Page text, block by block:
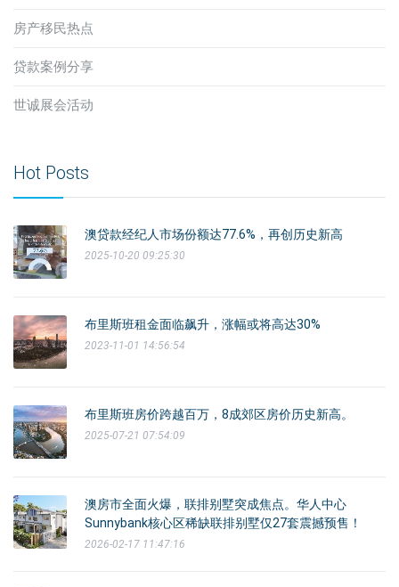
房产移民热点
贷款案例分享
世诚展会活动
Hot Posts
澳贷款经纪人市场份额达77.6%，再创历史新高
2025-10-20 09:25:30
布里斯班租金面临飙升，涨幅或将高达30%
2023-11-01 14:56:54
布里斯班房价跨越百万，8成郊区房价历史新高。
2025-07-21 07:54:09
澳房市全面火爆，联排别墅突成焦点。华人中心
Sunnybank核心区稀缺联排别墅仅27套震撼预售！
2026-02-17 11:47:16